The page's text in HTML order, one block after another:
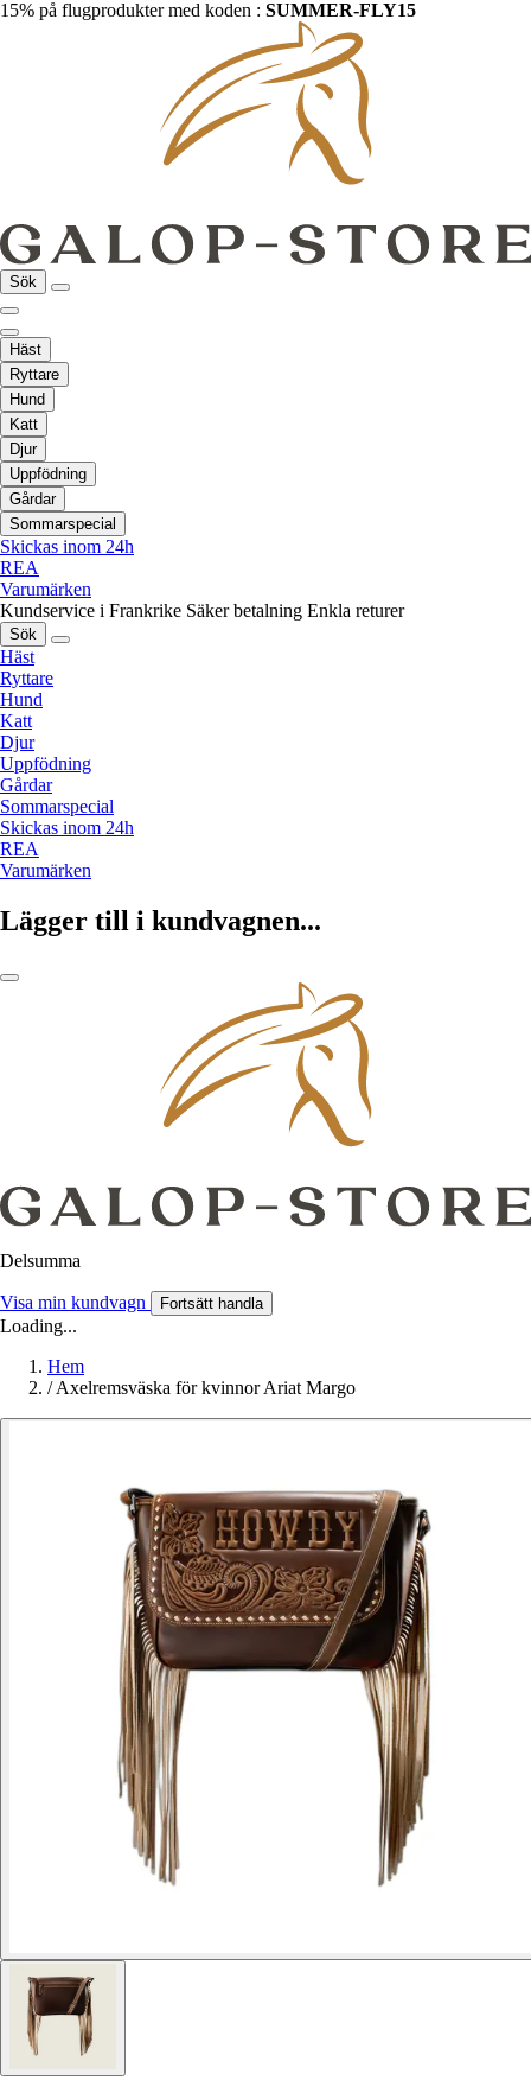
15% på flugprodukter med koden : SUMMER-FLY15
Sök
Häst
Ryttare
Hund
Katt
Djur
Uppfödning
Gårdar
Sommarspecial
Skickas inom 24h
REA
Varumärken
Kundservice i Frankrike Säker betalning Enkla returer
Sök
Häst
Ryttare
Hund
Katt
Djur
Uppfödning
Gårdar
Sommarspecial
Skickas inom 24h
REA
Varumärken
Lägger till i kundvagnen...
Delsumma
Visa min kundvagn Fortsätt handla
Loading...
Hem
/ Axelremsväska för kvinnor Ariat Margo